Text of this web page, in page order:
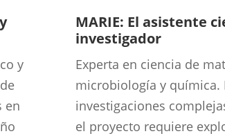
y
en
MARIE: El asistente
investigador
Experta en ciencia de
microbiología y química.
investigaciones
el proyecto requiere